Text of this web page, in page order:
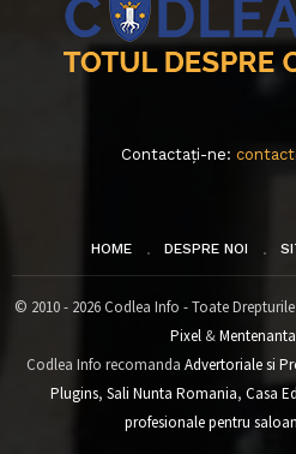
Contactați-ne:
HOME DESPRE NOI
© 2010 - 2026 Codlea Info - Toate
Pixel&
Codlea Info recomanda Advertoriale si
Plugins, Sali Nunta Romania, Casa
profesionale pentru